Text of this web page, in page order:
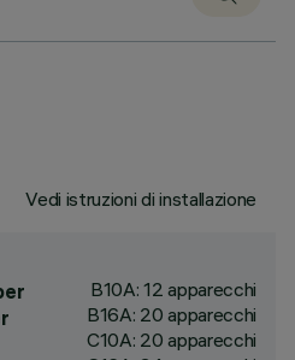
Vedi istruzioni di installazione
B10A: 12 apparecchi
B16A: 20 apparecchi
C10A: 20 apparecchi